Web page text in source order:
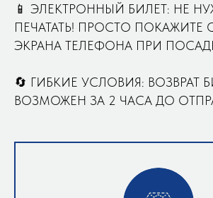
📱 ЭЛЕКТРОННЫЙ БИЛЕТ: НЕ
ПЕЧАТАТЬ! ПРОСТО ПОКАЖИТЕ
ЭКРАНА ТЕЛЕФОНА ПРИ
🔄 ГИБКИЕ УСЛОВИЯ: ВОЗВРАТ
ВОЗМОЖЕН ЗА 2 ЧАСА ДО